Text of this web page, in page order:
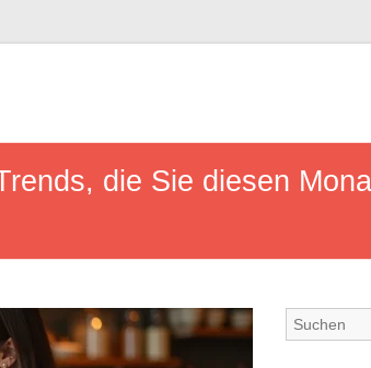
die Sie diesen